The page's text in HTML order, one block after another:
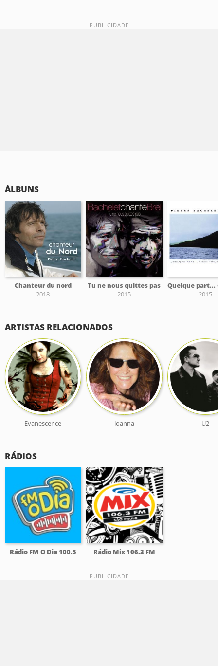
ÁLBUNS
Chanteur du nord
2018
Tu ne nous quittes pas
2015
2015
ARTISTAS RELACIONADOS
Evanescence Joanna U2
RÁDIOS
Rádio FM O Dia 100.5 Rádio Mix 106.3 FM